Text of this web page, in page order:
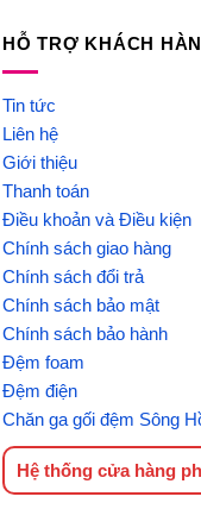
HỖ TRỢ KHÁCH
Tin tức
Liên hệ
Giới thiệu
Thanh toán
Điều khoản và Điều kiện
Chính sách giao hàng
Chính sách đổi trả
Chính sách bảo mật
Chính sách bảo hành
Đệm foam
Đệm điện
Chăn ga gối đệm Sông
Hệ thống cửa hàng